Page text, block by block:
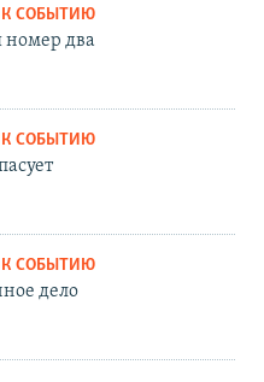
СОБЫТИЮ
номер два
СОБЫТИЮ
СОБЫТИЮ
дело